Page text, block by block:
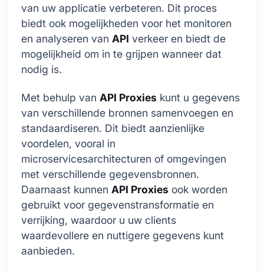
van uw applicatie verbeteren. Dit proces
biedt ook mogelijkheden voor het monitoren
en analyseren van API verkeer en biedt de
mogelijkheid om in te grijpen wanneer dat
nodig is.
Met behulp van API Proxies kunt u gegevens
van verschillende bronnen samenvoegen en
standaardiseren. Dit biedt aanzienlijke
voordelen, vooral in
microservicesarchitecturen of omgevingen
met verschillende gegevensbronnen.
Daarnaast kunnen API Proxies ook worden
gebruikt voor gegevenstransformatie en
verrijking, waardoor u uw clients
waardevollere en nuttigere gegevens kunt
aanbieden.